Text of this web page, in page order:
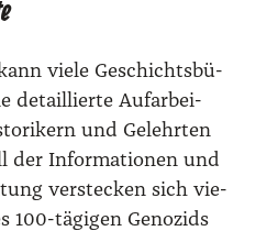
vie­le Geschichts­bü­
detail­lier­te Auf­ar­bei­
und Gelehr­ten
der Infor­ma­tio­nen und
ver­ste­cken sich vie­
100-tägi­gen Geno­zids